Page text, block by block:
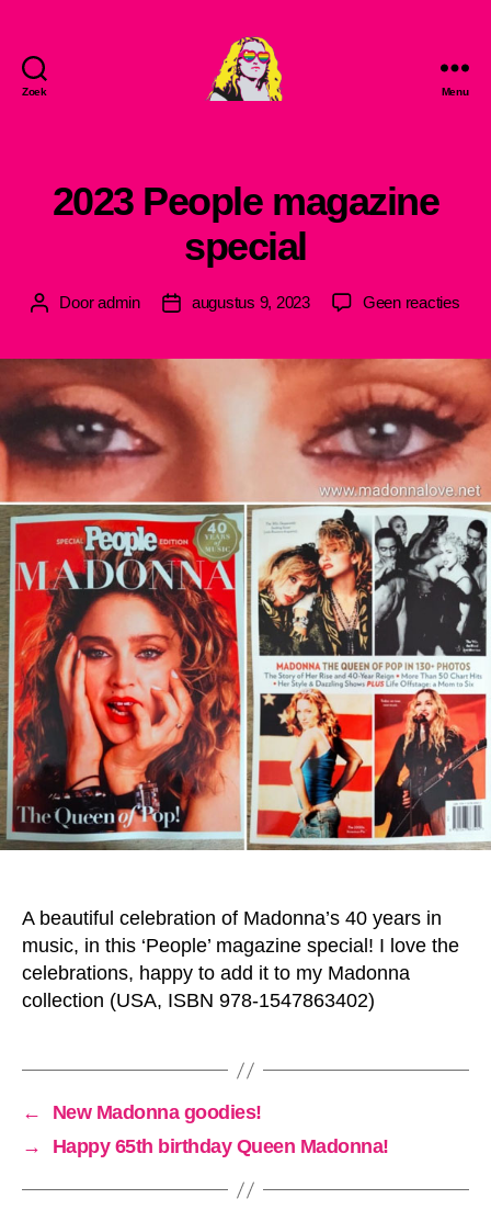
Zoek Menu
2023 People magazine
special
Berichtauteur
Dooradmin Berichtdatum
augustus 9, 2023 Geen reactiesop
A beautiful celebration of Madonna’s 40 years in
music, in this ‘People’ magazine special! I love the
celebrations, happy to add it to my Madonna
collection (USA, ISBN 978-1547863402)
←
New Madonna goodies!
→
Happy 65th birthday Queen Madonna!